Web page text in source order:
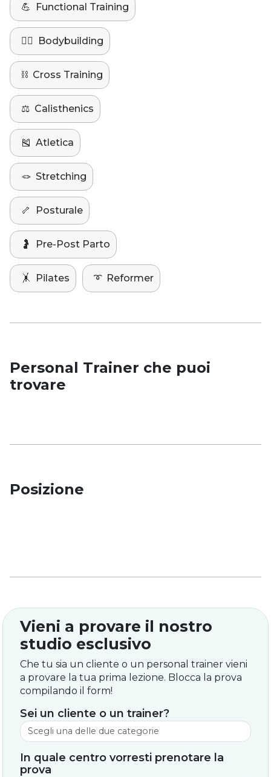
💪 Functional Training
🏋️‍♀️ Bodybuilding
⛓️ Cross Training
⚖️ Calisthenics
🎽 Atletica
🪢 Stretching
🦴 Posturale
🤰 Pre-Post Parto
🤸 Pilates ➰ Reformer
Personal Trainer che puoi
trovare
Posizione
Vieni a provare il nostro
studio esclusivo
Che tu sia un cliente o un personal trainer vieni
a provare la tua prima lezione. Blocca la prova
compilando il form!
Sei un cliente o un trainer?
In quale centro vorresti prenotare la
prova